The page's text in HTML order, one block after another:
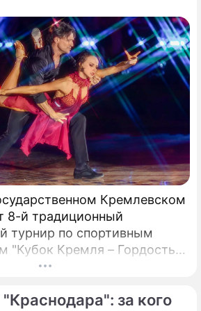
Кремлевском
8-й традиционный
турнир по спортивным
"Кубок Кремля – Гордость
Танцевального
за кого